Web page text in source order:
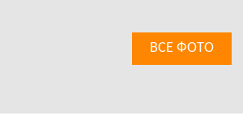
ВСЕ ФОТО